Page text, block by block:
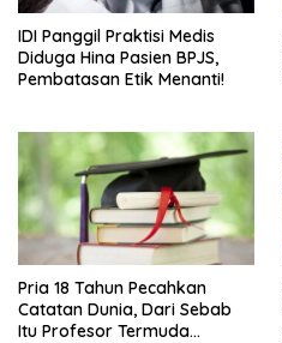
IDI Panggil Praktisi Medis
Diduga Hina Pasien BPJS,
Pembatasan Etik Menanti!
Pria 18 Tahun Pecahkan
Catatan Dunia, Dari Sebab
Itu Profesor Termuda